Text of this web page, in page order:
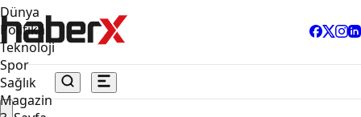
Dünya
Politika
Teknoloji
Spor
Sağlık
Magazin